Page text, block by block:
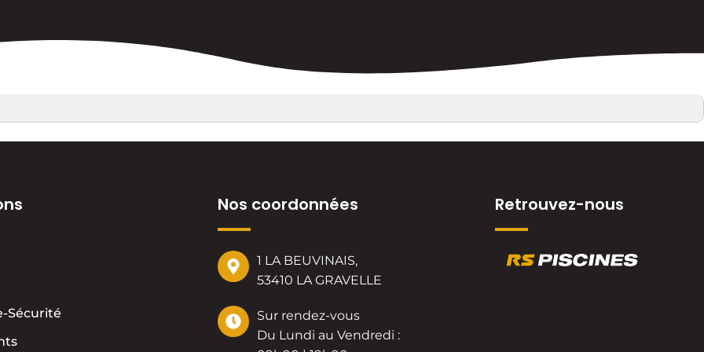
Sécurité
Nos coordonnées
1 LA BEUVINAIS,
53410 LA GRAVELLE
Sur rendez-vous
Du Lundi au Vendredi :
Retrouvez-nous